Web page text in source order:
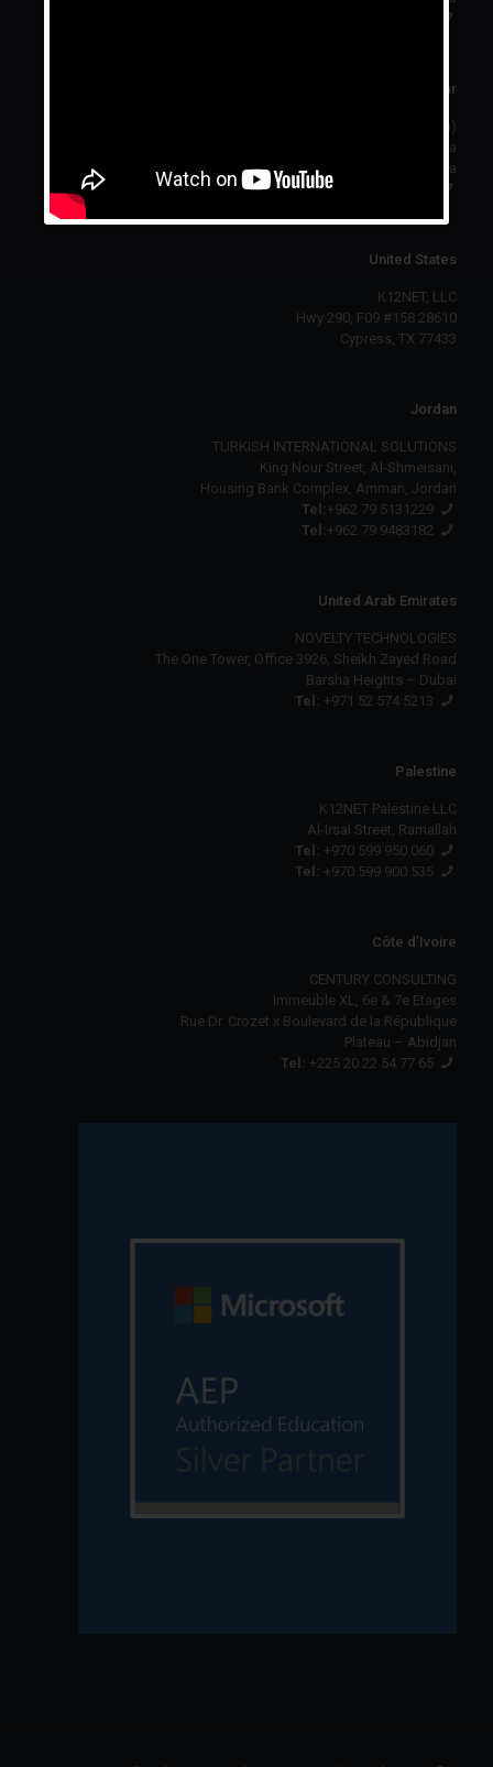
Qatar
ATLAS (Foreign Branch)
Legtaifiya Area
West Bay, Doha
Tel:
United States
K12NET, LLC
28610 Hwy 290, F09 #158
Cypress, TX 77433
Jordan
TURKISH INTERNATIONAL SOLUTIONS
Housing Bank Complex, Amman, Jordan
Tel: +962 79 5131229
Tel: +962 79 9483182
United Arab Emirates
NOVELTY TECHNOLOGIES
The One Tower, Office 3926, Sheikh Zayed Road
Barsha Heights – Dubai
Tel: +971 52 574 5213
Palestine
K12NET Palestine LLC
Al-Irsal Street, Ramallah
Tel: +970 599 950 060
Tel: +970 599 900 535
Côte d’Ivoire
CENTURY CONSULTING
Immeuble XL, 6e & 7e Etages
Rue Dr. Crozet x Boulevard de la République
Plateau – Abidjan
Tel: +225 20 22 54 77 65